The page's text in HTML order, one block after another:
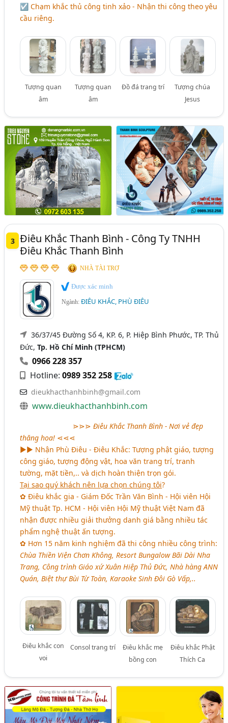
☑ Chạm khắc thủ công tinh xảo - Nhận thi công theo yêu
cầu riêng.
Tượng quan
âm
Tượng quan
âm
Đồ đá trang trí
Tượng chúa
Jesus
3 Điêu Khắc Thanh Bình - Công Ty TNHH
Điêu Khắc Thanh Bình
NHÀ TÀI TRỢ
Được xác minh
Ngành:ĐIÊU KHẮC, PHÙ ĐIÊU
36/37/45 Đường Số 4, KP. 6, P. Hiệp Bình Phước, TP. Thủ
Đức,Tp. Hồ Chí Minh (TPHCM)
0966 228 357
Hotline:0989 352 258
dieukhacthanhbinh@gmail.com
www.dieukhacthanhbinh.com
⋗⋗⋗Điêu Khắc Thanh Bình - Nơi vẻ đẹp
thăng hoa! ⋖⋖⋖
►► Nhận Phù Điêu - Điêu Khắc: Tượng phật giáo, tượng
công giáo, tượng động vật, hoa văn trang trí, tranh
tường, mặt tiền,.. và dịch hoàn thiện trọn gói.
Tại sao quý khách nên lựa chọn chúng tôi?
✿ Điêu khắc gia - Giám Đốc Trần Văn Bình - Hội viên Hội
Mỹ thuật Tp. HCM - Hội viên Hội Mỹ thuật Việt Nam đã
nhận được nhiều giải thưởng danh giá bằng nhiều tác
phẩm nghệ thuật ấn tượng.
✿ Hơn 15 năm kinh nghiệm đã thi công nhiều công trình:
Chùa Thiền Viện Chơn Không, Resort Bungalow Bãi Dài Nha
Trang, Công trình Giáo xứ Xuân Hiệp Thủ Đức, Nhà hàng ANN
Quán, Biệt thự Bùi Từ Toàn, Karaoke Sinh Đôi Gò Vấp,..
Điêu khắc con
voi
Consol trang trí
Điêu khắc mẹ
bồng con
Điêu khắc Phật
Thích Ca